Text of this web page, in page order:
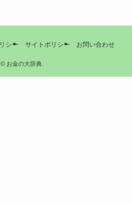
シー サイトポリシー お問い合わせ
©お金の大辞典.